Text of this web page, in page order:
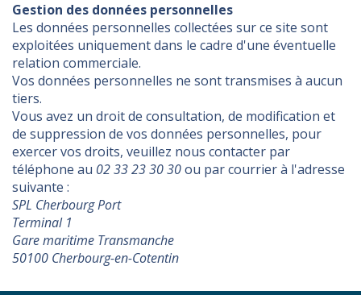
Gestion des données personnelles
Les données personnelles collectées sur ce site sont
exploitées uniquement dans le cadre d'une éventuelle
relation commerciale.
Vos données personnelles ne sont transmises à aucun
tiers.
Vous avez un droit de consultation, de modification et
de suppression de vos données personnelles, pour
exercer vos droits, veuillez nous contacter par
téléphone au 02 33 23 30 30ou par courrier à l'adresse
suivante :
SPL Cherbourg Port
Terminal 1
Gare maritime Transmanche
50100 Cherbourg-en-Cotentin